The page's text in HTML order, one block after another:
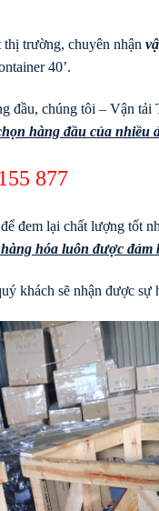
thị trường, chuyên nhận
40’.
đầu, chúng tôi – Vận tải
hàng đầu của nhiều
877
đem lại chất lượng tốt
hóa luôn được
khách sẽ nhận được